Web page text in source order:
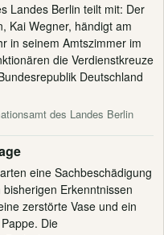
Landes Berlin teilt mit: Der
Kai Wegner, händigt am
in seinem Amtszimmer im
die Verdienstkreuze
Deutschland
des Landes Berlin
eine Sachbeschädigung
Erkenntnissen
zerstörte Vase und ein
Die